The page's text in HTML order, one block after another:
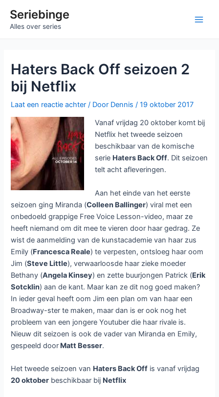
naarSeriebinge
Alles over series
Haters Back Off seizoen 2
bij Netflix
Laat een reactie achter / Door Dennis/19 oktober 2017
Vanaf vrijdag 20 oktober komt bij
Netflix het tweede seizoen
beschikbaar van de komische
serie Haters Back Off. Dit seizoen
telt acht afleveringen.
Aan het einde van het eerste
seizoen ging Miranda (Colleen Ballinger) viral met een
onbedoeld grappige Free Voice Lesson-video, maar ze
heeft niemand om dit mee te vieren door haar gedrag. Ze
wist de aanmelding van de kunstacademie van haar zus
Emily (Francesca Reale) te verpesten, ontsloeg haar oom
Jim (Steve Little), verwaarloosde haar zieke moeder
Bethany (Angela Kinsey) en zette buurjongen Patrick (Erik
Sotcklin) aan de kant. Maar kan ze dit nog goed maken?
In ieder geval heeft oom Jim een plan om van haar een
Broadway-ster te maken, maar dan is er ook nog het
probleem van een jongere Youtuber die haar rivale is.
Nieuw dit seizoen is ook de vader van Miranda en Emily,
gespeeld door Matt Besser.
Het tweede seizoen van Haters Back Off is vanaf vrijdag
20 oktober beschikbaar bij Netflix